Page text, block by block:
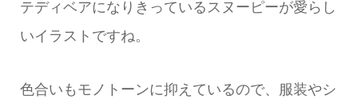
テディベアになりきっているスヌーピーが愛らし
いイラストですね。
色合いもモノトーンに抑えているので、服装やシ